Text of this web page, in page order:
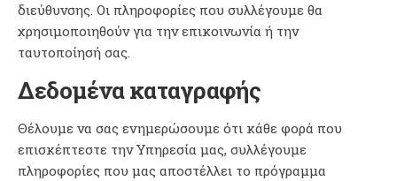
διεύθυνσης. Οι πληροφορίες που συλλέγουμε θα
χρησιμοποιηθούν για την επικοινωνία ή την
ταυτοποίησή σας.
Δεδομένα καταγραφής
Θέλουμε να σας ενημερώσουμε ότι κάθε φορά που
επισκέπτεστε την Υπηρεσία μας, συλλέγουμε
πληροφορίες που μας αποστέλλει το πρόγραμμα